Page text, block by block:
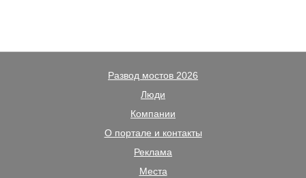
Развод мостов 2026
Люди
Компании
О портале и контакты
Реклама
Места